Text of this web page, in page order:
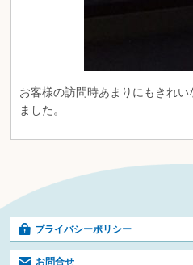
お客様の訪問時あまりにもきれ
ました。
プライバシーポリシー
お問合せ